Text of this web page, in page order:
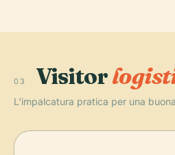
03 Visitor
L'impalcatura pratica per una